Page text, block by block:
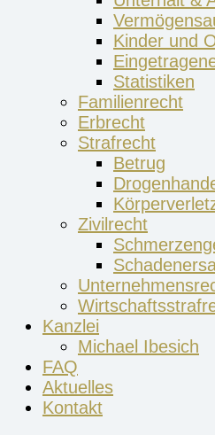
Kinder und
Statistiken
Familienrecht
Erbrecht
Strafrecht
Betrug
Zivilrecht
Kanzlei
Michael Ibesich
FAQ
Aktuelles
Kontakt